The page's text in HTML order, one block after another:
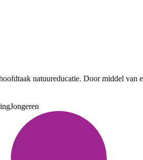
natuureducatie. Door middel
Jongeren